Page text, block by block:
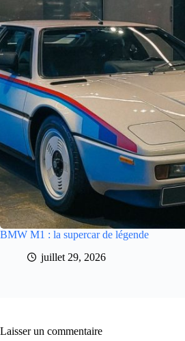
BMW M1 : la supercar de légende
juillet 29, 2026
Laisser un commentaire